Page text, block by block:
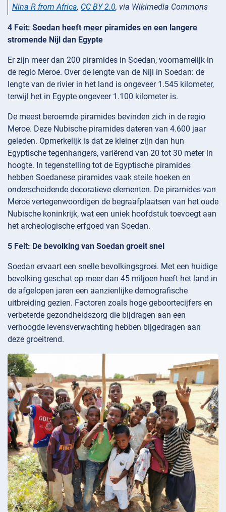
Nina R from Africa, CC BY 2.0, via Wikimedia Commons
4 Feit: Soedan heeft meer piramides en een langere
stromende Nijl dan Egypte
Er zijn meer dan 200 piramides in Soedan, voornamelijk in
de regio Meroe. Over de lengte van de Nijl in Soedan: de
lengte van de rivier in het land is ongeveer 1.545 kilometer,
terwijl het in Egypte ongeveer 1.100 kilometer is.
De meest beroemde piramides bevinden zich in de regio
Meroe. Deze Nubische piramides dateren van 4.600 jaar
geleden. Opmerkelijk is dat ze kleiner zijn dan hun
Egyptische tegenhangers, variërend van 20 tot 30 meter in
hoogte. In tegenstelling tot de Egyptische piramides
hebben Soedanese piramides vaak steile hoeken en
onderscheidende decoratieve elementen. De piramides van
Meroe vertegenwoordigen de begraafplaatsen van het oude
Nubische koninkrijk, wat een uniek hoofdstuk toevoegt aan
het archeologische erfgoed van Soedan.
5 Feit: De bevolking van Soedan groeit snel
Soedan ervaart een snelle bevolkingsgroei. Met een huidige
bevolking geschat op meer dan 45 miljoen heeft het land in
de afgelopen jaren een aanzienlijke demografische
uitbreiding gezien. Factoren zoals hoge geboortecijfers en
verbeterde gezondheidszorg die bijdragen aan een
verhoogde levensverwachting hebben bijgedragen aan
deze groeitrend.